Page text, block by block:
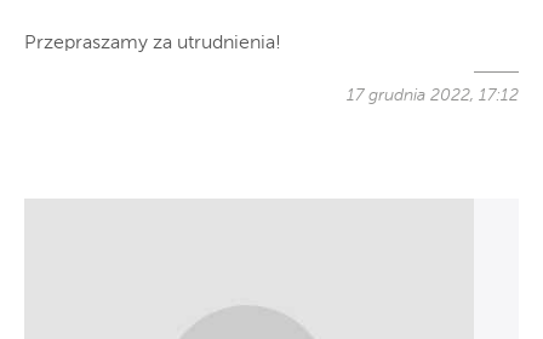
Przepraszamy za utrudnienia!
17 grudnia 2022, 17:12